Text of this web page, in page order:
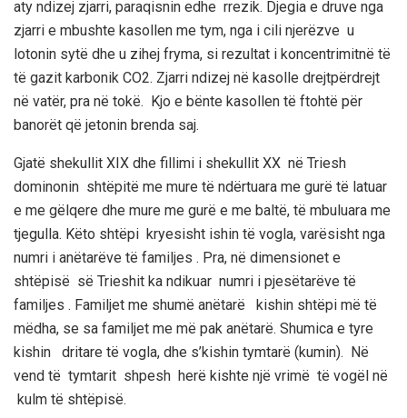
aty ndizej zjarri, paraqisnin edhe rrezik. Djegia e druve nga
zjarri e mbushte kasollen me tym, nga i cili njerëzve u
lotonin sytë dhe u zihej fryma, si rezultat i koncentrimitnë të
të gazit karbonik CO2. Zjarri ndizej në kasolle drejtpërdrejt
në vatër, pra në tokë. Kjo e bënte kasollen të ftohtë për
banorët që jetonin brenda saj.
Gjatë shekullit XIX dhe fillimi i shekullit XX në Triesh
dominonin shtëpitë me mure të ndërtuara me gurë të latuar
e me gëlqere dhe mure me gurë e me baltë, të mbuluara me
tjegulla. Këto shtëpi kryesisht ishin të vogla, varësisht nga
numri i anëtarëve të familjes . Pra, në dimensionet e
shtëpisë së Trieshit ka ndikuar numri i pjesëtarëve të
familjes . Familjet me shumë anëtarë kishin shtëpi më të
mëdha, se sa familjet me më pak anëtarë. Shumica e tyre
kishin dritare të vogla, dhe s’kishin tymtarë (kumin). Në
vend të tymtarit shpesh herë kishte një vrimë të vogël në
kulm të shtëpisë.